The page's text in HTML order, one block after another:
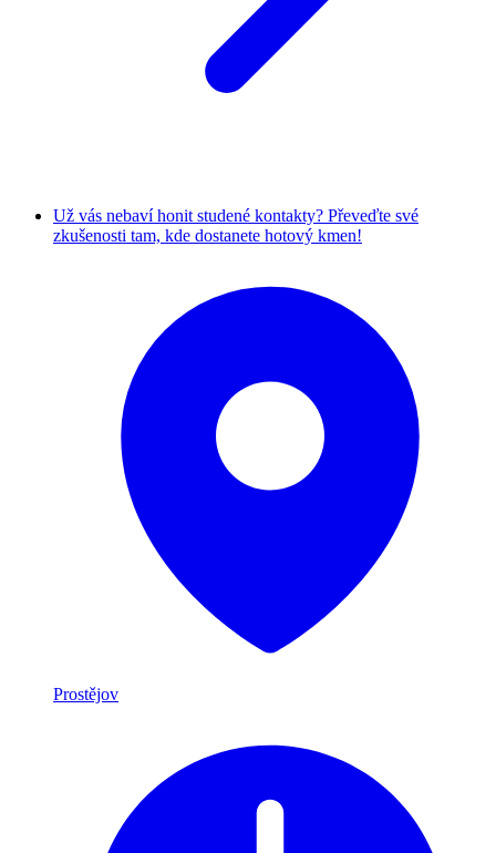
Už vás nebaví honit studené kontakty? Převeďte své
zkušenosti tam, kde dostanete hotový kmen!
Prostějov